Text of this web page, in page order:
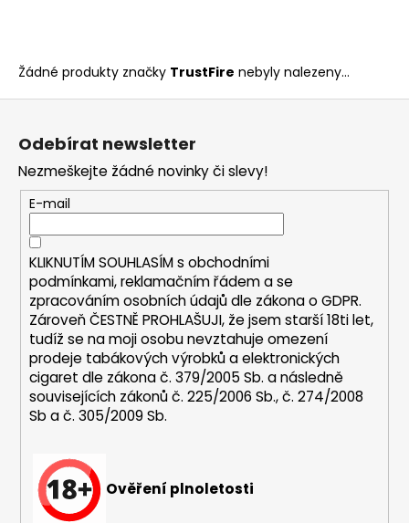
Žádné produkty značky TrustFire nebyly nalezeny...
n
a
í
t
?
HLEDAT
D
o
p
Odebírat newsletter
Nezmeškejte žádné novinky či slevy!
E-mail
KLIKNUTÍM SOUHLASÍM s obchodními
podmínkami,reklamačním řádem a se
zpracováním osobních údajů dle zákona oGDPR.
Zároveň ČESTNĚ PROHLAŠUJI, že jsem starší 18ti let,
tudíž se na moji osobu nevztahuje omezení
prodeje tabákových výrobků a elektronických
cigaret dle zákona č. 379/2005 Sb. a následně
souvisejících zákonů č. 225/2006 Sb., č. 274/2008
Sb a č. 305/2009 Sb.
Ověření plnoletosti